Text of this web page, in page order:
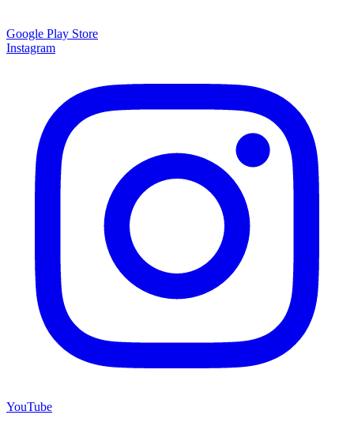
Google Play Store
Instagram
YouTube